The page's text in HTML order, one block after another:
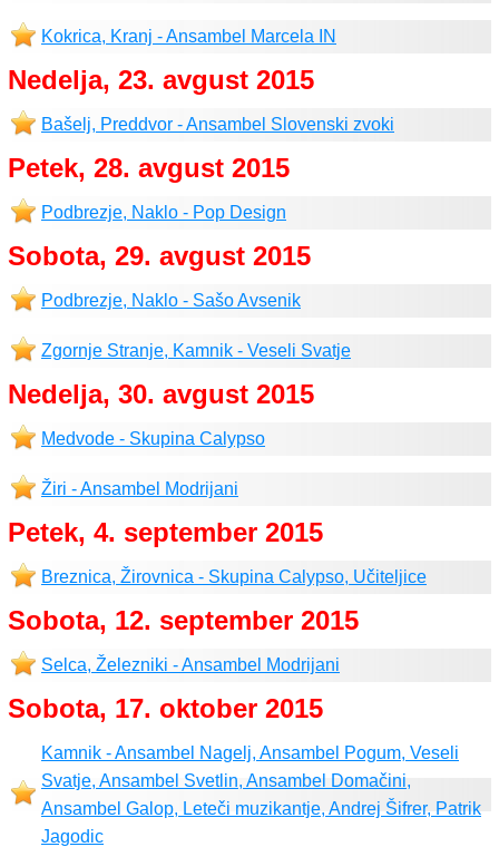
Kokrica, Kranj - Ansambel Marcela IN
Nedelja, 23. avgust 2015
Bašelj, Preddvor - Ansambel Slovenski zvoki
Petek, 28. avgust 2015
Podbrezje, Naklo - Pop Design
Sobota, 29. avgust 2015
Podbrezje, Naklo - Sašo Avsenik
Zgornje Stranje, Kamnik - Veseli Svatje
Nedelja, 30. avgust 2015
Medvode - Skupina Calypso
Žiri - Ansambel Modrijani
Petek, 4. september 2015
Breznica, Žirovnica - Skupina Calypso, Učiteljice
Sobota, 12. september 2015
Selca, Železniki - Ansambel Modrijani
Sobota, 17. oktober 2015
Kamnik - Ansambel Nagelj, Ansambel Pogum, Veseli
Svatje, Ansambel Svetlin, Ansambel Domačini,
Ansambel Galop, Leteči muzikantje, Andrej Šifrer, Patrik
Jagodic